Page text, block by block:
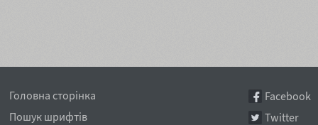
Головна сторінка
Пошук шрифтів
Facebook
Twitter